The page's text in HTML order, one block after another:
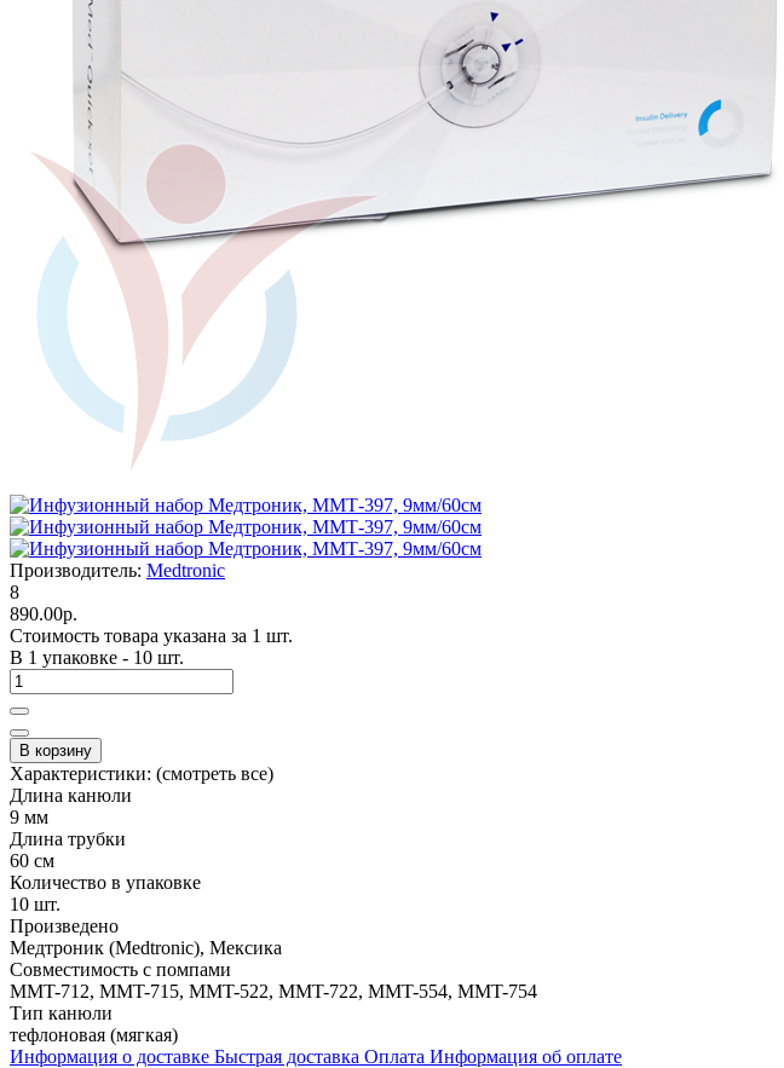
Производитель: Medtronic
8
890.00р.
Стоимость товара указана за 1 шт.
В 1 упаковке - 10 шт.
В корзину
Характеристики: (смотреть все)
Длина канюли
9 мм
Длина трубки
60 см
Количество в упаковке
10 шт.
Произведено
Медтроник (Medtronic), Мексика
Совместимость с помпами
MMT-712, MMT-715, MMT-522, MMT-722, MMT-554, MMT-754
Тип канюли
тефлоновая (мягкая)
Информация о доставке Быстрая доставка Оплата Информация об оплате